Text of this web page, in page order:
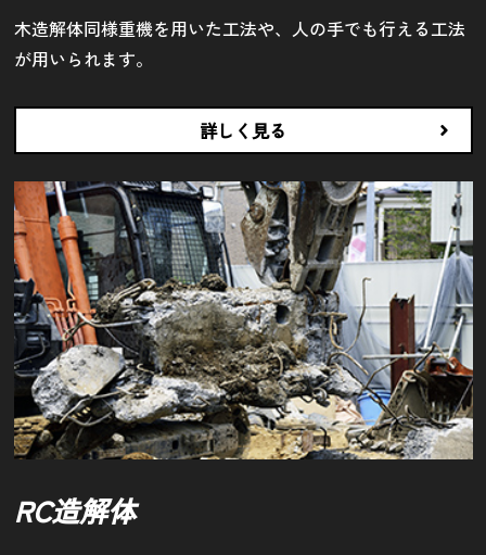
木造解体同様重機を用いた工法や、人の手でも行える工法
が用いられます。
詳しく見る
RC造解体